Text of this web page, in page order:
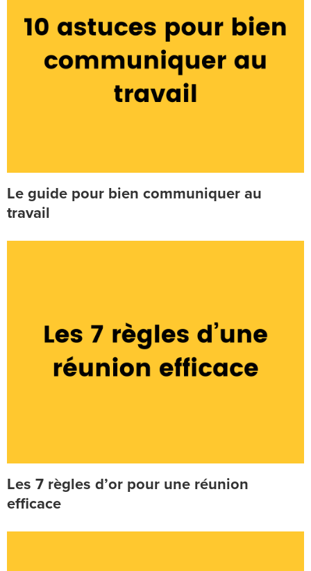
Le guide pour bien communiquer au
travail
Les 7 règles d’or pour une réunion
efficace